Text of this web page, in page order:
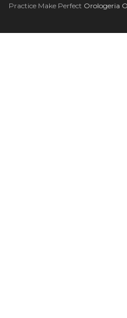
Practice Make Perfect Orologeria